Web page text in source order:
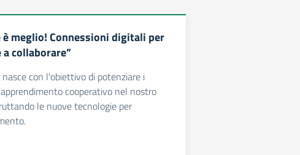
è meglio! Connessioni digitali per
collaborare”
con l'obiettivo di potenziare i
cooperativo nel nostro
le nuove tecnologie per